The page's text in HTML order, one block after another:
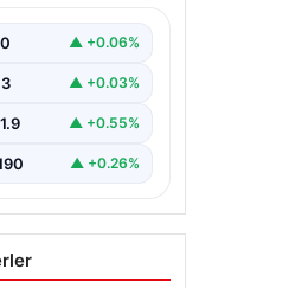
▲ +0.06%
▲ +0.03%
▲ +0.55%
▲ +0.26%